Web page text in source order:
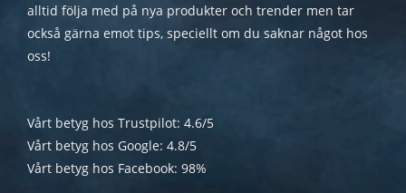
alltid följa med på nya produkter och trender men tar
också gärna emot tips, speciellt om du saknar något hos
oss!
Vårt betyg hos Trustpilot: 4.6/5
Vårt betyg hos Google: 4.8/5
Vårt betyg hos Facebook: 98%